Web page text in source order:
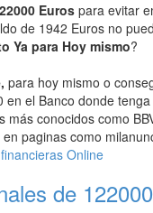
Eurospara evitar
de 1942 Euros no
Ya para Hoy mismo?
para hoy mismo o
el Banco donde
conocidos como
paginas como
Online
de